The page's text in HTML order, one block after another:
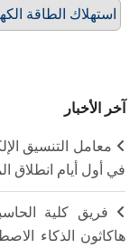
استهلاك الطاقة
آخر الأخبار
في أول أيام انطلاق
فريق كلية
هاكاثون الذكاء